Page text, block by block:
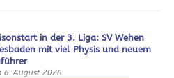
in der 3. Liga: SV Wehen
mit viel Physis und neuem
6. August 2026